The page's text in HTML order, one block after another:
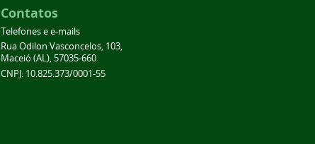
Contatos
Telefones e e-mails
Rua Odilon Vasconcelos, 103,
Maceió (AL), 57035-660
CNPJ: 10.825.373/0001-55